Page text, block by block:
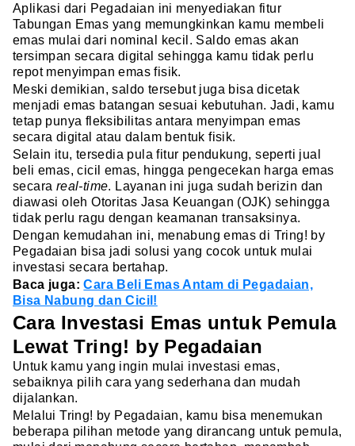
Aplikasi dari Pegadaian ini menyediakan fitur
Tabungan Emas yang memungkinkan kamu membeli
emas mulai dari nominal kecil. Saldo emas akan
tersimpan secara digital sehingga kamu tidak perlu
repot menyimpan emas fisik.
Meski demikian, saldo tersebut juga bisa dicetak
menjadi emas batangan sesuai kebutuhan. Jadi, kamu
tetap punya fleksibilitas antara menyimpan emas
secara digital atau dalam bentuk fisik.
Selain itu, tersedia pula fitur pendukung, seperti jual
beli emas, cicil emas, hingga pengecekan harga emas
secara real-time. Layanan ini juga sudah berizin dan
diawasi oleh Otoritas Jasa Keuangan (OJK) sehingga
tidak perlu ragu dengan keamanan transaksinya.
Dengan kemudahan ini, menabung emas di Tring! by
Pegadaian bisa jadi solusi yang cocok untuk mulai
investasi secara bertahap.
Baca juga:Cara Beli Emas Antam di Pegadaian,
Bisa Nabung dan Cicil!
Cara Investasi Emas untuk Pemula
Lewat Tring! by Pegadaian
Untuk kamu yang ingin mulai investasi emas,
sebaiknya pilih cara yang sederhana dan mudah
dijalankan.
Melalui Tring! by Pegadaian, kamu bisa menemukan
beberapa pilihan metode yang dirancang untuk pemula,